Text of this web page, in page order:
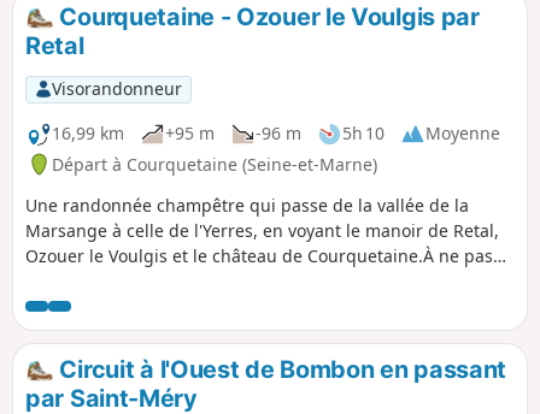
Courquetaine - Ozouer le Voulgis par
Retal
Visorandonneur
16,99 km
+95 m -96 m 5h 10
Moyenne
Départ à Courquetaine (Seine-et-Marne)
Une randonnée champêtre qui passe de la vallée de la
Marsange à celle de l'Yerres, en voyant le manoir de Retal,
Ozouer le Voulgis et le château de Courquetaine.À ne pas
Circuit à l'Ouest de Bombon en passant
par Saint-Méry